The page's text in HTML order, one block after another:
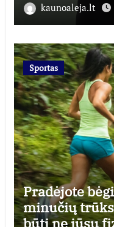
kaunoaleja.lt
Sportas
Pradėjote
minučių
būti ne jūsų